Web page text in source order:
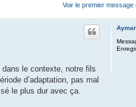
Voir le premier message
Aymar
dans le contexte, notre fils
d’adaptation, pas mal
le plus dur avec ça.